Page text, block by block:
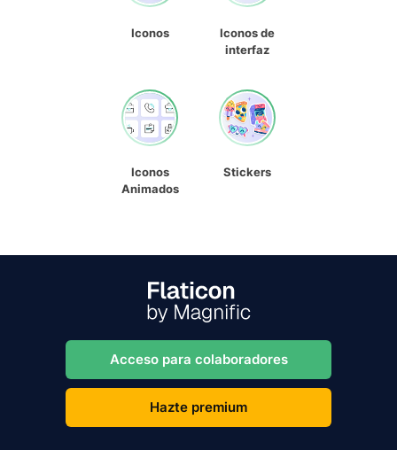
Iconos
Iconos de
interfaz
Iconos
Animados
Stickers
Acceso para colaboradores
Hazte premium